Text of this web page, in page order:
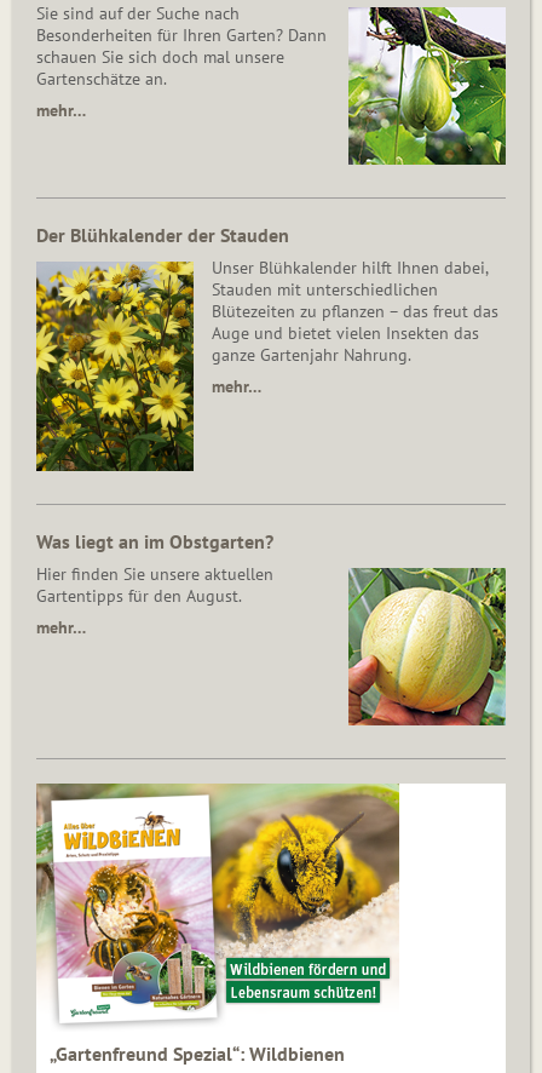
Sie sind auf der Suche nach
Besonderheiten für Ihren Garten? Dann
schauen Sie sich doch mal unsere
Gartenschätze an.
mehr…
Der Blühkalender der Stauden
Unser Blühkalender hilft Ihnen dabei,
Stauden mit unterschiedlichen
Blütezeiten zu pflanzen – das freut das
Auge und bietet vielen Insekten das
ganze Gartenjahr Nahrung.
mehr…
Was liegt an im Obstgarten?
Hier finden Sie unsere aktuellen
Gartentipps für den August.
mehr…
„Gartenfreund Spezial“: Wildbienen